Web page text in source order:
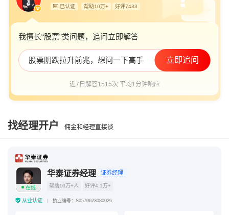
已认证 帮助10万+ 好评7433
我擅长“股票”类问题，追问立即解答
股票阴跌拉升前兆，想问一下高手 立即追问
近7日解答1515次 平均1分钟响应
找经理开户 佣金和经理直接谈
在线
华泰证券经理 证券经理
帮助10万+人 好评4.1万+
从业认证 执业编号：S0570623080026